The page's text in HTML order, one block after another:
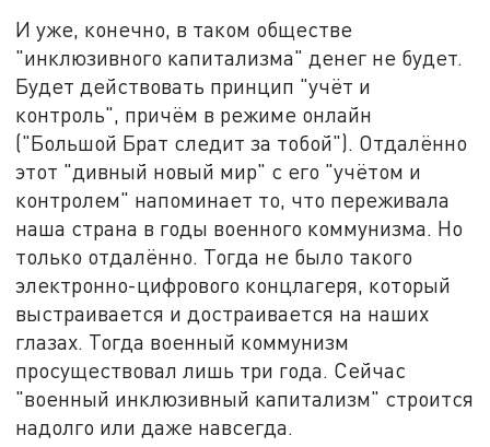
И уже, конечно, в таком обществе
"инклюзивного капитализма" денег не будет.
Будет действовать принцип "учёт и
контроль", причём в режиме онлайн
("Большой Брат следит за тобой"). Отдалённо
этот "дивный новый мир" с его "учётом и
контролем" напоминает то, что переживала
наша страна в годы военного коммунизма. Но
только отдалённо. Тогда не было такого
электронно-цифрового концлагеря, который
выстраивается и достраивается на наших
глазах. Тогда военный коммунизм
просуществовал лишь три года. Сейчас
"военный инклюзивный капитализм" строится
надолго или даже навсегда.